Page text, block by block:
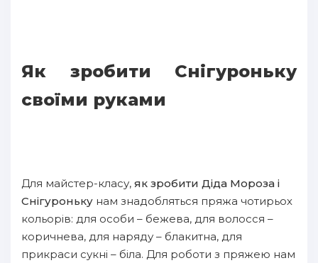
Як зробити Снігуроньку
своїми руками
Для майстер-класу, як зробити Діда Мороза і
Снігуроньку нам знадобляться пряжа чотирьох
кольорів: для особи – бежева, для волосся –
коричнева, для наряду – блакитна, для
прикраси сукні – біла. Для роботи з пряжею нам